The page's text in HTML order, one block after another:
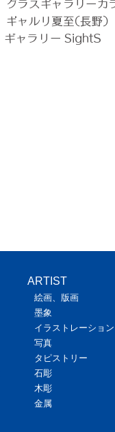
ARTIST
絵画、版画
墨象
イラストレーション
写真
タピストリー
石彫
木彫
金属